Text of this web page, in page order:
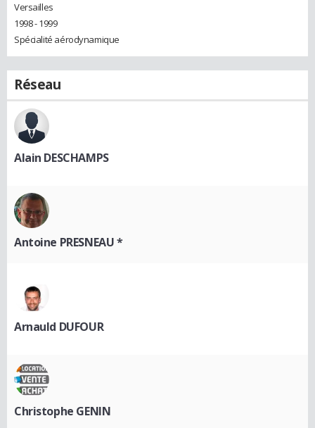
Versailles
1998 - 1999
Spécialité aérodynamique
Réseau
Alain DESCHAMPS
Antoine PRESNEAU *
Arnauld DUFOUR
Christophe GENIN